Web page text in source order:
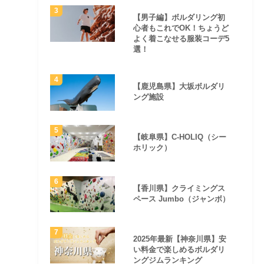
【男子編】ボルダリング初
心者もこれでOK！ちょうど
よく着こなせる服装コーデ5
選！
【鹿児島県】大坂ボルダリ
ング施設
【岐阜県】C-HOLIQ（シー
ホリック）
【香川県】クライミングス
ペース Jumbo（ジャンボ）
2025年最新【神奈川県】安
い料金で楽しめるボルダリ
ングジムランキング